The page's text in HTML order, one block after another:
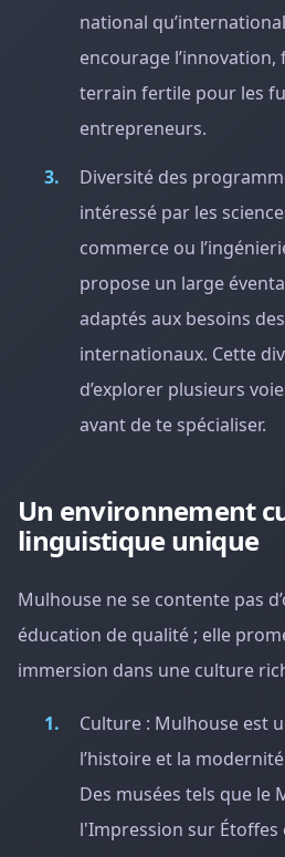
national
encourage l’innovation,
terrain fertile pour les
entrepreneurs.
Diversité des
intéressé par les
commerce ou
propose un large
adaptés aux besoins
internationaux. Cette
d’explorer plusieurs
avant de te spécialiser.
Un environnement
linguistique unique
Mulhouse ne se contente pas
éducation de qualité ; elle
immersion dans une culture
Culture : Mulhouse est
l’histoire et la
Des musées tels que le
l'Impression sur Étoffes